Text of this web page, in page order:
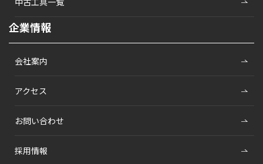
企業情報
会社案内
アクセス
お問い合わせ
採用情報